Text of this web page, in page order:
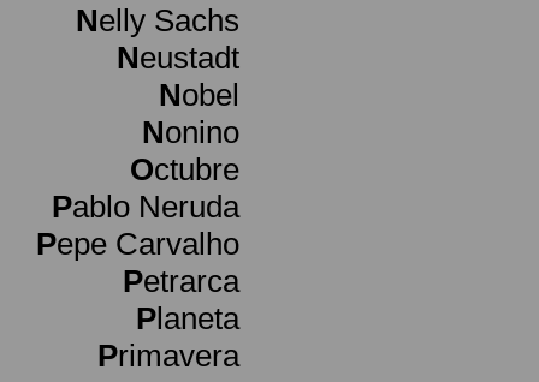
Nelly Sachs
Neustadt
Nobel
Nonino
Octubre
Pablo Neruda
Pepe Carvalho
Petrarca
Planeta
Primavera